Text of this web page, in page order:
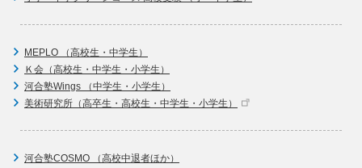
MEPLO （高校生・中学生）
Ｋ会（高校生・中学生・小学生）
河合塾Wings （中学生・小学生）
美術研究所（高卒生・高校生・中学生・小学生）
河合塾COSMO （高校中退者ほか）